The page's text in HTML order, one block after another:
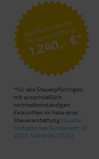
Durchschnittliche
Steuererstattung:
1.240,- €*
*für alle Steuerpflichtigen
mit ausschließlich
nichtselbstständigen
Einkünften im Falle einer
Steuererstattung (Quelle:
Statistisches Bundesamt VZ
2022, Stand 06/2026)